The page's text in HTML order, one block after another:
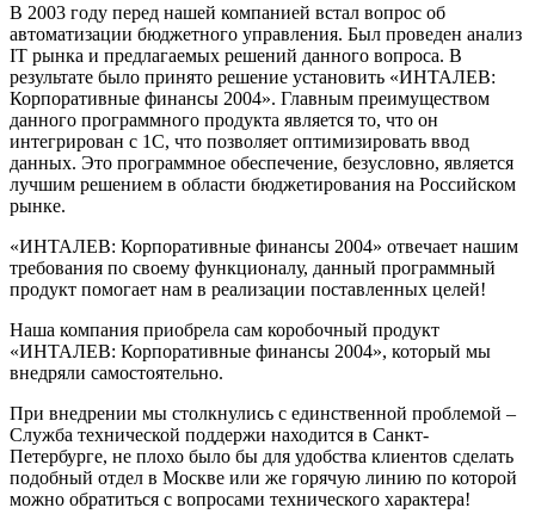
В 2003 году перед нашей компанией встал вопрос об
автоматизации бюджетного управления. Был проведен анализ
IT рынка и предлагаемых решений данного вопроса. В
результате было принято решение установить «ИНТАЛЕВ:
Корпоративные финансы 2004». Главным преимуществом
данного программного продукта является то, что он
интегрирован с 1С, что позволяет оптимизировать ввод
данных. Это программное обеспечение, безусловно, является
лучшим решением в области бюджетирования на Российском
рынке.
«ИНТАЛЕВ: Корпоративные финансы 2004» отвечает нашим
требования по своему функционалу, данный программный
продукт помогает нам в реализации поставленных целей!
Наша компания приобрела сам коробочный продукт
«ИНТАЛЕВ: Корпоративные финансы 2004», который мы
внедряли самостоятельно.
При внедрении мы столкнулись с единственной проблемой –
Служба технической поддержи находится в Санкт-
Петербурге, не плохо было бы для удобства клиентов сделать
подобный отдел в Москве или же горячую линию по которой
можно обратиться с вопросами технического характера!